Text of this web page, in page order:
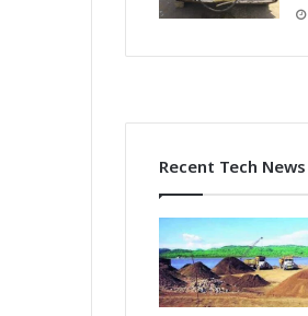
Recent Tech News